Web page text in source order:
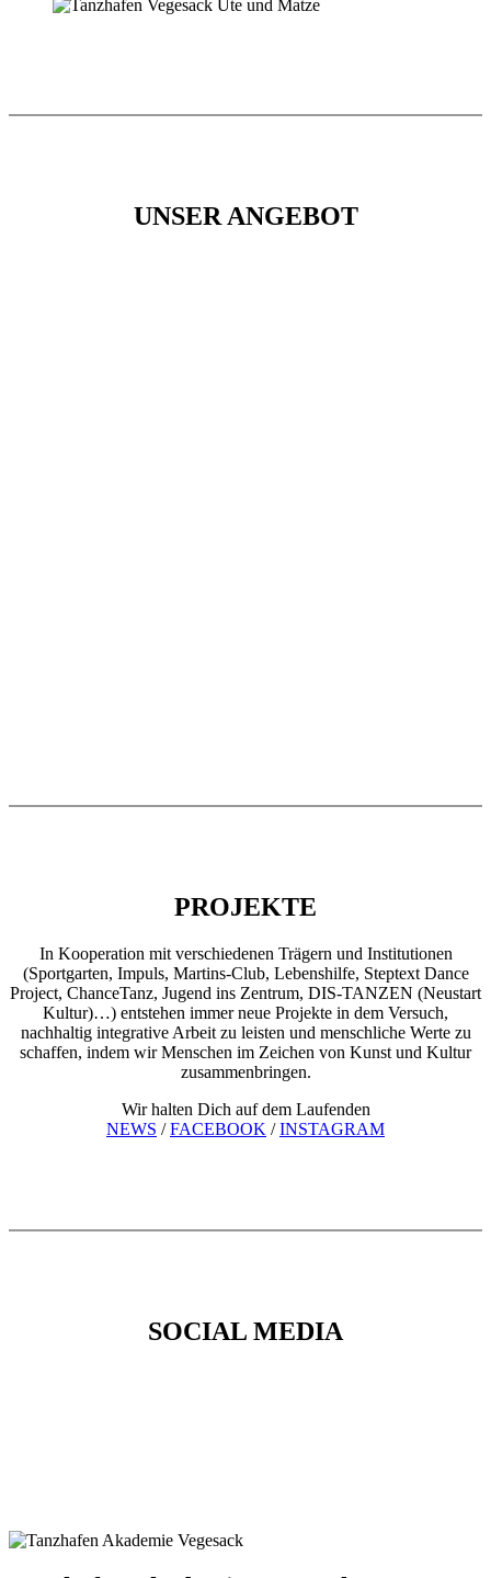
UNSER ANGEBOT
PROJEKTE
In Kooperation mit verschiedenen Trägern und Institutionen
(Sportgarten, Impuls, Martins-Club, Lebenshilfe, Steptext Dance
Project, ChanceTanz, Jugend ins Zentrum, DIS-TANZEN (Neustart
Kultur)…) entstehen immer neue Projekte in dem Versuch,
nachhaltig integrative Arbeit zu leisten und menschliche Werte zu
schaffen, indem wir Menschen im Zeichen von Kunst und Kultur
zusammenbringen.
Wir halten Dich auf dem Laufenden
NEWS /FACEBOOK /INSTAGRAM
SOCIAL MEDIA